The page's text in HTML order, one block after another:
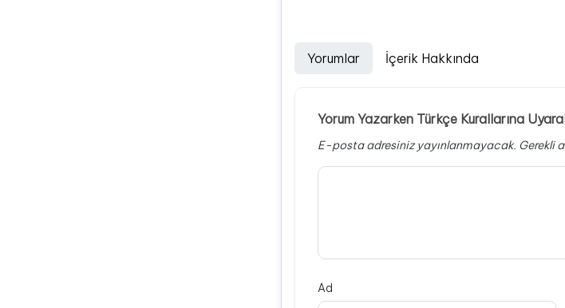
Yorumlar İçerik Hakkında
Yorum Yazarken Türkçe Kurallarına
E-posta adresiniz yayınlanmayacak. Gerekli
Ad